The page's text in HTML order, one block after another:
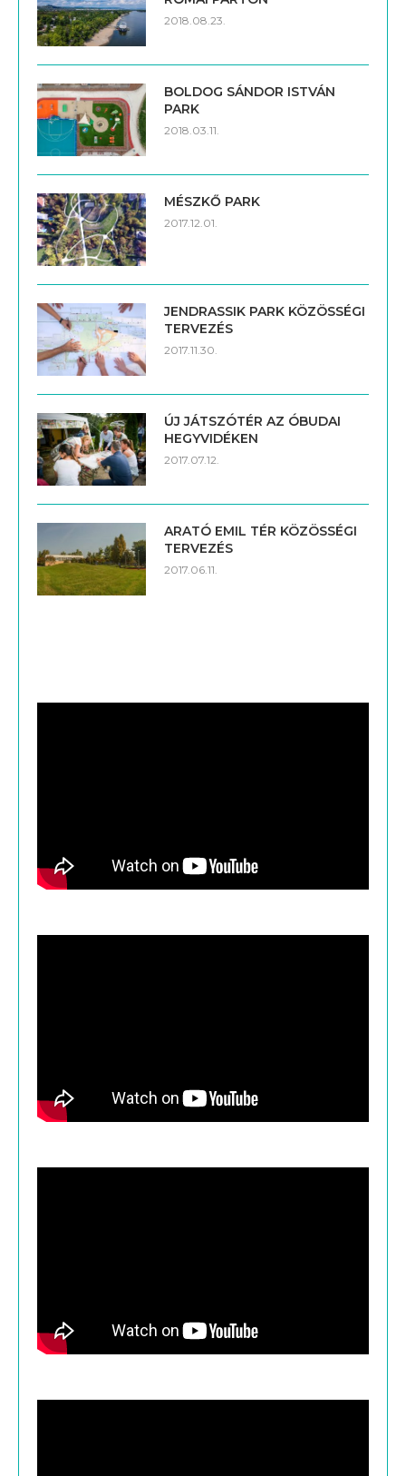
2018.08.23.
BOLDOG SÁNDOR ISTVÁN
PARK
2018.03.11.
MÉSZKŐ PARK
2017.12.01.
JENDRASSIK PARK KÖZÖSSÉGI
TERVEZÉS
2017.11.30.
ÚJ JÁTSZÓTÉR AZ ÓBUDAI
HEGYVIDÉKEN
2017.07.12.
ARATÓ EMIL TÉR KÖZÖSSÉGI
TERVEZÉS
2017.06.11.